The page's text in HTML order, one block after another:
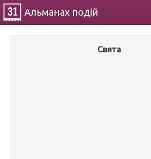
Альманах подій
Свята